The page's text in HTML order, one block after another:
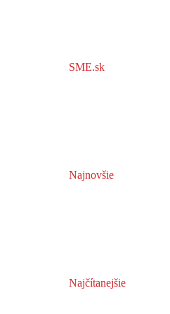
SME.sk
Najnovšie
Najčítanejšie